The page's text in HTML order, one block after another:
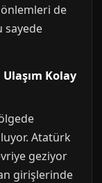
önlemleri de
sayede
Kolay
Atatürk
geziyor
girişlerinde